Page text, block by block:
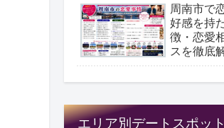
周南市で
好感を持
徴・恋愛
スを徹底
エリア別デートスポット